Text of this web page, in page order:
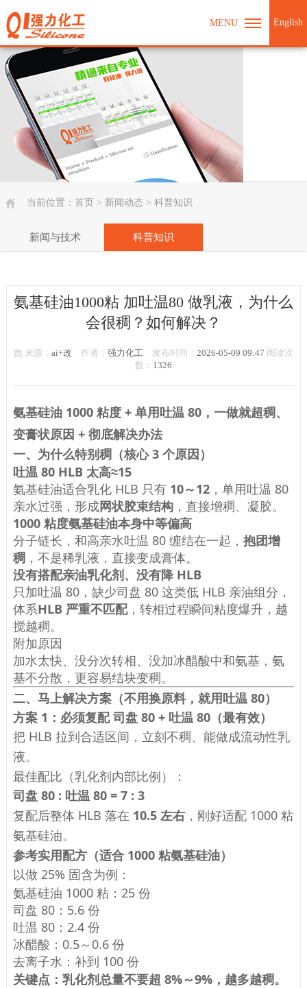
MENU English
当前位置： 首页 > 新闻动态 > 科普知识
新闻与技术 科普知识
氨基硅油1000粘 加吐温80 做乳液，为什么
会很稠？如何解决？
来源： ai+改 作者： 强力化工 发布时间： 2026-05-09 09:47 阅读次
数： 1326
氨基硅油 1000 粘度 + 单用吐温 80， 一做就超稠、
变膏状原因 + 彻底解决办法
一、为什么特别稠（核心 3 个原因）
吐温 80 HLB 太高≈15
氨基硅油适合乳化 HLB 只有 10～12，单用吐温 80
亲水过强，形成网状胶束结构，直接增稠、凝胶。
1000 粘度氨基硅油本身中等偏高
分子链长，和高亲水吐温 80 缠结在一起， 抱团增
稠，不是稀乳液，直接变成膏体。
没有搭配亲油乳化剂、没有降 HLB
只加吐温 80，缺少司盘 80 这类低 HLB 亲油组分，
体系HLB 严重不匹配，转相过程瞬间粘度爆升，越
搅越稠。
附加原因
加水太快、没分次转相、没加冰醋酸中和氨基，氨
基不分散，更容易结块变稠。
二、马上解决方案（不用换原料，就用吐温 80）
方案 1：必须复配 司盘 80 + 吐温 80（最有效）
把 HLB 拉到合适区间，立刻不稠、能做成流动性乳
液。
最佳配比（乳化剂内部比例）：
司盘 80 : 吐温 80 = 7 : 3
复配后整体 HLB 落在 10.5 左右，刚好适配 1000 粘
氨基硅油。
参考实用配方（适合 1000 粘氨基硅油）
以做 25% 固含为例：
氨基硅油 1000 粘：25 份
司盘 80：5.6 份
吐温 80：2.4 份
冰醋酸：0.5～0.6 份
去离子水：补到 100 份
关键点：乳化剂总量不要超 8%～9%，越多越稠。